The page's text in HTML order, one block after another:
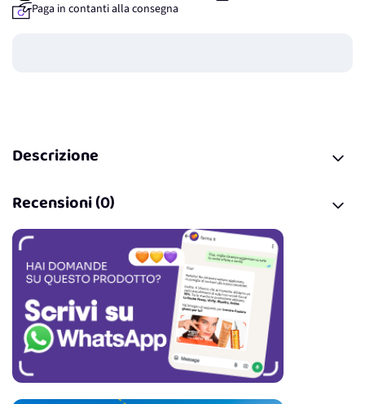
Paga in contanti alla consegna
Descrizione
Recensioni (0)